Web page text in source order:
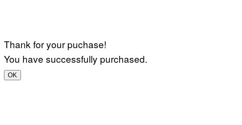
Thank for your puchase!
You have successfully purchased.
OK